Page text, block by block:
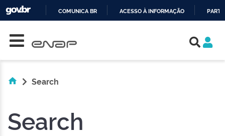
COMUNICA BR ACESSO À INFORMAÇÃO
Search
Search